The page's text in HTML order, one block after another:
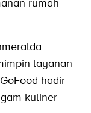
rumah
layanan
hadir
kuliner